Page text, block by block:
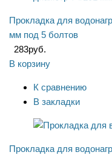
Прокладка для
мм под 5 болтов
283руб.
В корзину
К сравнению
В закладки
Прокладка для